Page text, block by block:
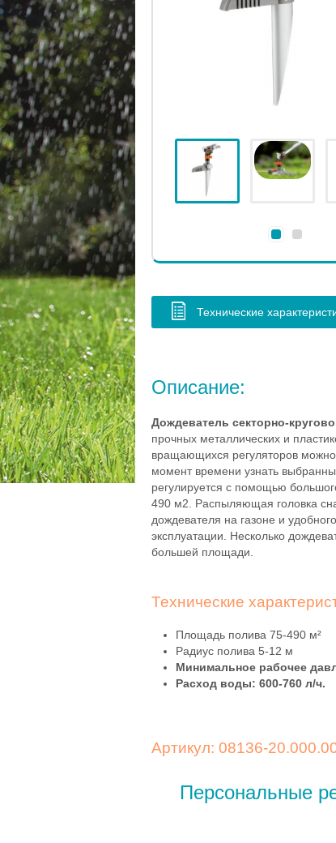
Технические
Описание:
Дождеватель секторно-
прочных металлических и
вращающихся регуляторов можно
момент времени узнать
регулируется с помощью
490 м2. Распыляющая головка
дождевателя на газоне и
эксплуатации. Несколько
большей площади.
Технические
Площадь полива 75-490 м²
Радиус полива 5-12 м
Минимальное рабочее
Расход воды: 600-760 л/ч.
Артикул: 08136-
Персональные